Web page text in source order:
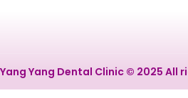
Yang Yang Dental Clinic © 2025 All